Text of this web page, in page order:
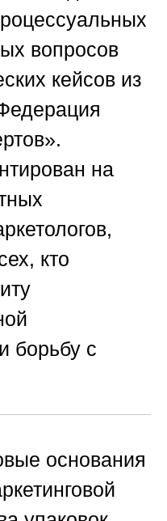
вопросов
кейсов из
.
на
кто
борьбу с
основания